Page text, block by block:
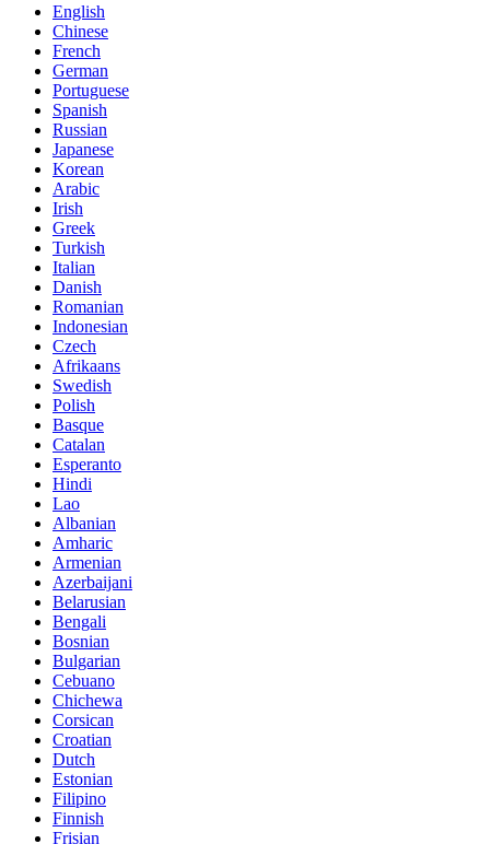
English
Chinese
French
German
Portuguese
Spanish
Russian
Japanese
Korean
Arabic
Irish
Greek
Turkish
Italian
Danish
Romanian
Indonesian
Czech
Afrikaans
Swedish
Polish
Basque
Catalan
Esperanto
Hindi
Lao
Albanian
Amharic
Armenian
Azerbaijani
Belarusian
Bengali
Bosnian
Bulgarian
Cebuano
Chichewa
Corsican
Croatian
Dutch
Estonian
Filipino
Finnish
Frisian